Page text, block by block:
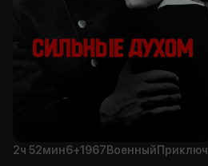
2ч 52мин6+1967 Военный